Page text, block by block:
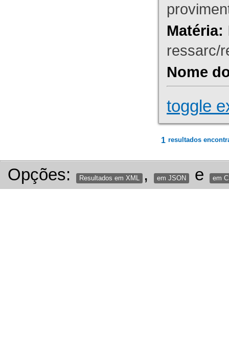
Matéria:
ressarc/
Nome
toggle
1 resultados
Opções: Resultados em XML , em JSON e em